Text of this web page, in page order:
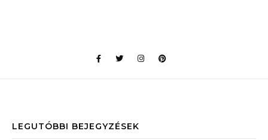
LEGUTÓBBI BEJEGYZÉSEK